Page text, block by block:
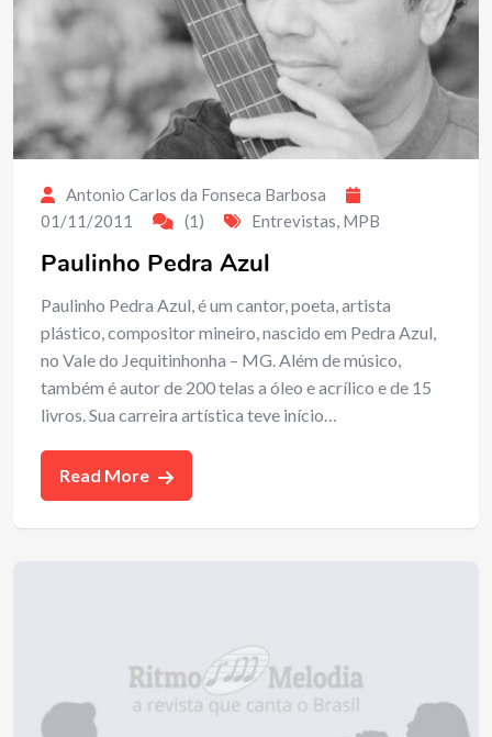
Antonio Carlos da Fonseca Barbosa
01/11/2011
(1) Entrevistas, MPB
Paulinho Pedra Azul
Paulinho Pedra Azul, é um cantor, poeta, artista
plástico, compositor mineiro, nascido em Pedra Azul,
no Vale do Jequitinhonha – MG. Além de músico,
também é autor de 200 telas a óleo e acrílico e de 15
livros. Sua carreira artística teve início…
Read More